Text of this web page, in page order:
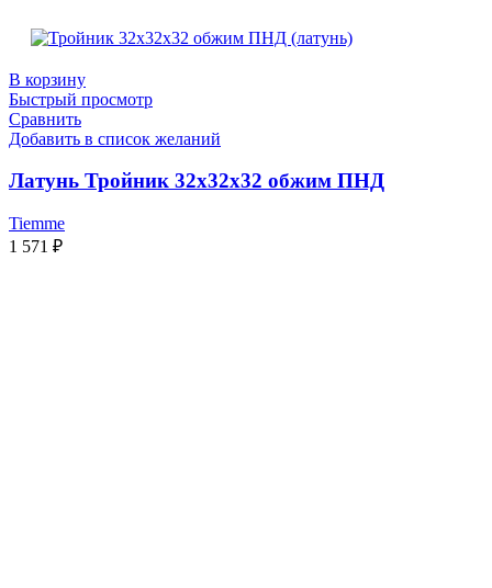
В корзину
Быстрый просмотр
Сравнить
Добавить в список желаний
Латунь Тройник 32х32х32 обжим ПНД
Tiemme
1 571 ₽